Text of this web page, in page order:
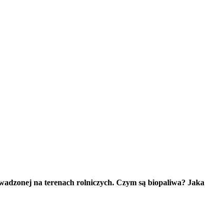
na terenach rolniczych. Czym są biopaliwa? Jaka